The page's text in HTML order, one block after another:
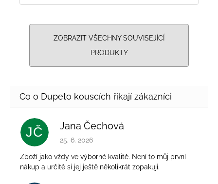
ZOBRAZIT VŠECHNY SOUVISEJÍCÍ
PRODUKTY
JČ Jana Čechová
Hodnocení obchodu je 5 z 5 hvězdiček.
25. 6. 2026
Zboží jako vždy ve výborné kvalitě. Není to můj první
nákup a určitě si jej ještě několikrát zopakuji.